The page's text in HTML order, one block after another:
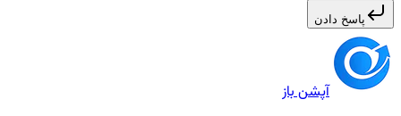
پاسخ دادن
آپشن باز